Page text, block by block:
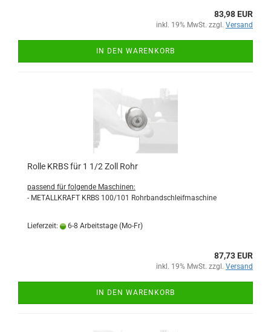
83,98 EUR
inkl. 19% MwSt. zzgl. Versand
IN DEN WARENKORB
Rolle KRBS für 1 1/2 Zoll Rohr
passend für folgende Maschinen:
- METALLKRAFT KRBS 100/101 Rohrbandschleifmaschine
Lieferzeit: 6-8 Arbeitstage (Mo-Fr)
87,73 EUR
inkl. 19% MwSt. zzgl. Versand
IN DEN WARENKORB